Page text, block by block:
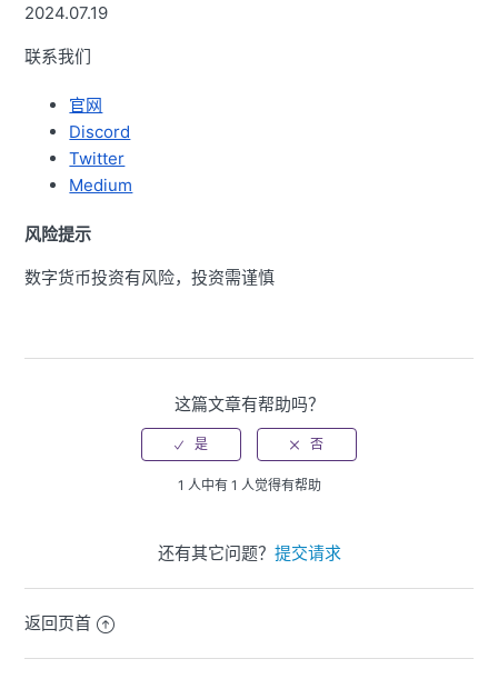
2024.07.19
联系我们
官网
Discord
Twitter
Medium
风险提示
数字货币投资有风险，投资需谨慎
这篇文章有帮助吗？
1 人中有 1 人觉得有帮助
还有其它问题？ 提交请求
返回页首